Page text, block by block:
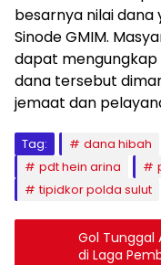
besarnya nilai
Sinode GMIM.
dapat
dana tersebut
jemaat dan
Tag: dana hibah
pdt hein arina
tipidkor polda sulut
Gol Tunggal
di Laga